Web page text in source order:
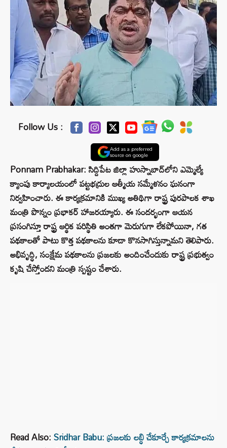
Follow Us :
Add as a preferred
source on google
Ponnam Prabhakar: సిద్దిపేట జిల్లా హుస్నాబాద్‌లోని ఎమ్మెల్యే
క్యాంపు కార్యాలయంలో పట్టభద్రుల ఆత్మీయ సమ్మేళనం ఘనంగా
నిర్వహించారు. ఈ కార్యక్రమానికి ముఖ్య అతిథిగా రాష్ట్ర పురపాలక శాఖ
మంత్రి పొన్నం ప్రభాకర్ హాజరయ్యారు. ఈ సందర్భంగా ఆయన
ప్రసంగిస్తూ రాష్ట్ర ఆర్థిక పరిస్థితి అంతగా మెరుగుగా లేకపోయినా, గత
పథకాలతో పాటు కొత్త పథకాలను కూడా కొనసాగిస్తున్నామని తెలిపారు.
అభివృద్ధి, సంక్షేమ పథకాలను ప్రజలకు అందించేందుకు రాష్ట్ర ప్రభుత్వం
కృషి చేస్తోందని మంత్రి స్పష్టం చేశారు.
Read Also:Sridhar Babu: ప్రజలకు లబ్ధి చేకూర్చే కార్యక్రమాలను